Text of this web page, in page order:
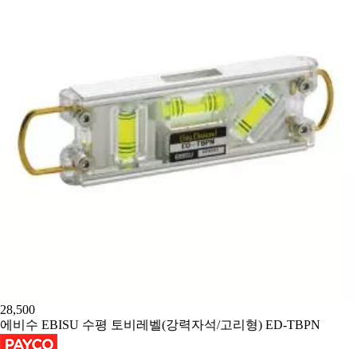
28,500
에비수 EBISU 수평 토비레벨(강력자석/고리형) ED-TBPN